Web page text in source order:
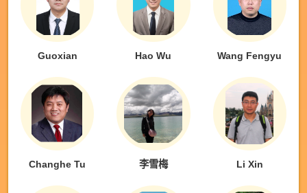
Guoxian Hao Wu Wang Fengyu
Changhe Tu 李雪梅 Li Xin